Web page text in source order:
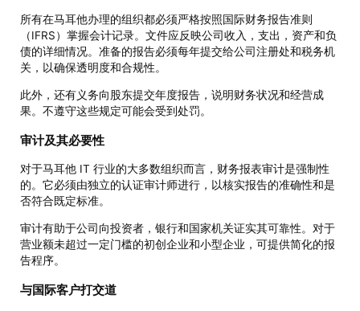
所有在马耳他办理的组织都必须严格按照国际财务报告准则
（IFRS）掌握会计记录。文件应反映公司收入，支出，资产和负
债的详细情况。准备的报告必须每年提交给公司注册处和税务机
关，以确保透明度和合规性。
此外，还有义务向股东提交年度报告，说明财务状况和经营成
果。不遵守这些规定可能会受到处罚。
审计及其必要性
对于马耳他 IT 行业的大多数组织而言，财务报表审计是强制性
的。它必须由独立的认证审计师进行，以核实报告的准确性和是
否符合既定标准。
审计有助于公司向投资者，银行和国家机关证实其可靠性。对于
营业额未超过一定门槛的初创企业和小型企业，可提供简化的报
告程序。
与国际客户打交道